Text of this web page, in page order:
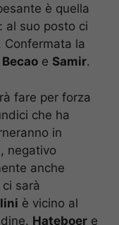
è quella
al suo posto ci
Confermata la
Becao e Samir.
fare per forza
che ha
in
, negativo
anche
sarà
è vicino al
Hateboer e